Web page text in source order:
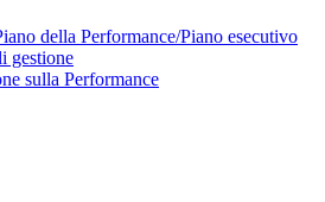
della Performance/Piano esecutivo
gestione
sulla Performance